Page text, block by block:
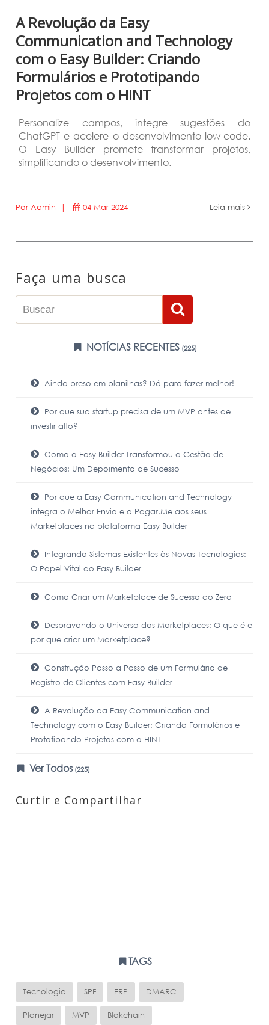
A Revolução da Easy
Communication and Technology
com o Easy Builder: Criando
Formulários e Prototipando
Projetos com o HINT
Personalize campos, integre sugestões do
ChatGPT e acelere o desenvolvimento low-code.
O Easy Builder promete transformar projetos,
simplificando o desenvolvimento.
Por Admin | 04 Mar 2024 Leia mais
Faça uma busca
NOTÍCIAS RECENTES(225)
Ainda preso em planilhas? Dá para fazer melhor!
Por que sua startup precisa de um MVP antes de
investir alto?
Como o Easy Builder Transformou a Gestão de
Negócios: Um Depoimento de Sucesso
Por que a Easy Communication and Technology
integra o Melhor Envio e o Pagar.Me aos seus
Marketplaces na plataforma Easy Builder
Integrando Sistemas Existentes às Novas Tecnologias:
O Papel Vital do Easy Builder
Como Criar um Marketplace de Sucesso do Zero
Desbravando o Universo dos Marketplaces: O que é e
por que criar um Marketplace?
Construção Passo a Passo de um Formulário de
Registro de Clientes com Easy Builder
A Revolução da Easy Communication and
Technology com o Easy Builder: Criando Formulários e
Prototipando Projetos com o HINT
Ver Todos (225)
Curtir e Compartilhar
TAGS
Tecnologia SPF ERP DMARC
Planejar MVP Blokchain